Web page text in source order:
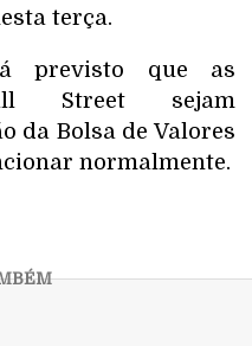
terça.
previsto que as
Street sejam
da Bolsa de Valores
normalmente.